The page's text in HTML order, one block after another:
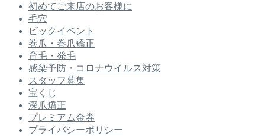
初めてご来店のお客様に
毛穴
ビックイベント
巻爪・巻爪矯正
育毛・発毛
感染予防・コロナウイルス対策
スタッフ募集
宝くじ
深爪矯正
プレミアム金券
プライバシーポリシー